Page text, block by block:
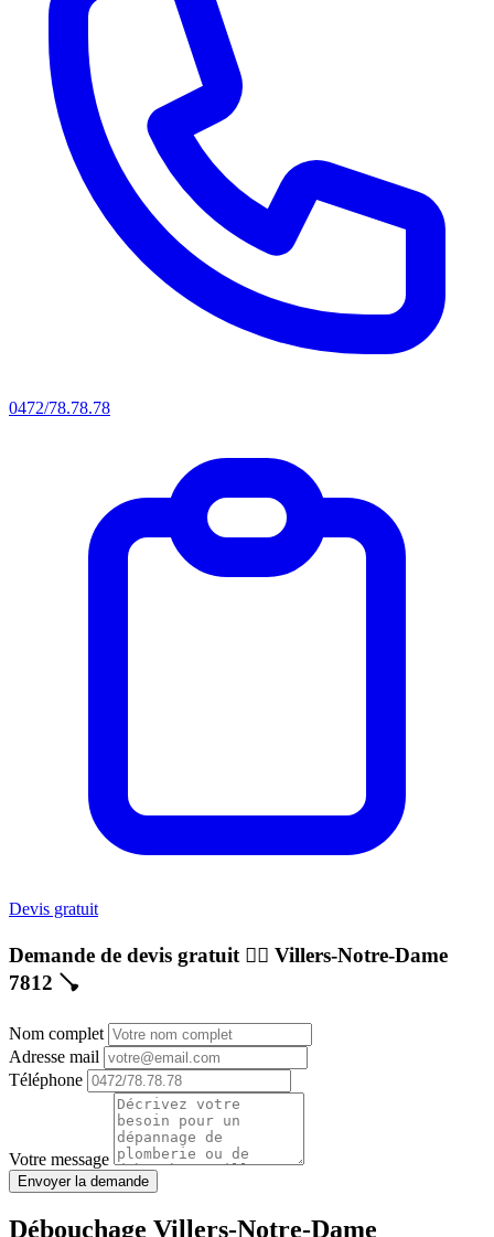
0472/78.78.78
Devis gratuit
Demande de devis gratuit 👷‍♂️ Villers-Notre-Dame
7812 🪠
Nom complet
Adresse mail
Téléphone
Votre message
Envoyer la demande
Débouchage Villers-Notre-Dame